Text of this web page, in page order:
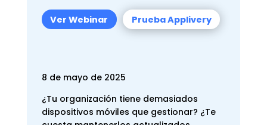
Ver Webinar Prueba Applivery
8 de mayo de 2025
¿Tu organización tiene demasiados
dispositivos móviles que gestionar? ¿Te